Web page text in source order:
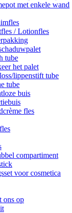
met enkele wand
/ Lotionfles
tube
het palet
lippenstift tube
tube
buis
fles
compartiment
voor cosmetica
ons op